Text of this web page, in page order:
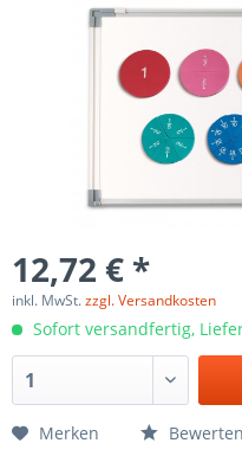
12,72 € *
inkl. MwSt.zzgl. Versandkosten
Sofort versandfertig,
Merken Bewerten